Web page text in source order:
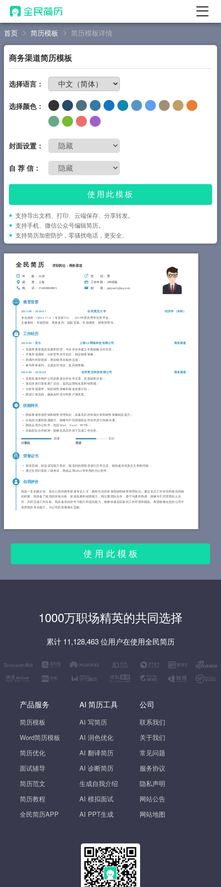
首页
AI 简历工具
AI 优化简历
AI 翻译简历
AI 诊断简历
AI 模拟面试
面试自我介绍
简历教程
登录 / 注册
首页 简历模板 简历模板详情
商务渠道简历模板
选择语言：
选择颜色：
封面设置：
自 荐 信：
使用此模板
支持导出文档、打印、云端保存、分享转发。
支持手机、微信公众号编辑简历。
支持简历加密防护，零骚扰电话，更安全。
全民简历 求职岗位：商务渠道
年 龄 ： 32岁 性 别： 男
籍 贯 ： 上海 工作年限 ： 2年经验
电 话 ： 15688888885 邮 箱： qmjianli@qq.com
教育背景
2015-09~ 2018-07 全民简历大学 经济学（本科）
专业成绩：GPA 3.77/4 （专业前3%），2022年度优秀学生奖学金。
主修课程：市场营销、商务谈判、国际贸易、市场调研、销售管理等。
工作经历
2018-09~ 至今 上海XX网络科技有限公司
商务渠道
负责商务渠道的拓展和管理，与合作伙伴建立长期战略合作关系；
开展市场调研，分析竞争对手动态，制定销售策略；
协调内外部资源，推动销售目标的达成；
参与商务谈判，达成合作协议，提高销售额。
2016-09~ 2018-08 全民简历科技有限公司
商务渠道
负责拓展并维护公司的渠道合作伙伴关系，实现销售目标；
策划并执行渠道推广活动，提高品牌知名度和销售额；
分析市场需求，制定销售策略和渠道发展计划；
跟进订单流程，确保及时交付和客户满意度。
技能特长
熟练掌握市场营销和销售管理知识，具备良好的市场分析和销售策略制定能力；
出色的沟通和协调能力，能够与不同层级的合作伙伴进行有效沟通；
熟练运用办公软件，包括Word、Excel、PPT等；
具备团队合作精神，能够在高压环境下完成工作任务。
计算机
精通
英语
良好
荣誉证书
英语四级，听说读写能力良好，能流利的用英语进行日常交流，能快速浏览英文文档和书籍；
通过全国计算机二级考试，熟练运用office等常用的办公软件。
自我评价
我是一名积极主动、责任心强的商务渠道专业人才，拥有扎实的市场营销和销售管理知识。通过多次工作经历和项目经验
的积累，我具备了较强的市场分析、渠道拓展和销售能力。我注重团队合作，善于沟通和协调，能够与不同背景的人合
作，共同完成工作目标。我具备良好的学习能力和适应能力，能够快速适应新的工作环境和挑战。希望能够在您的公司中
发挥我的专业能力，为公司的发展做出贡献。
使 用 此 模 板
1000万职场精英的共同选择
累计 11,128,463 位用户在使用全民简历
产品服务
简历模板
Word简历模板
简历优化
面试辅导
简历范文
简历教程
全民简历APP
AI 简历工具
AI 写简历
AI 润色优化
AI 翻译简历
AI 诊断简历
生成自我介绍
AI 模拟面试
AI PPT生成
公司
联系我们
关于我们
常见问题
服务协议
隐私声明
网站公告
网站地图